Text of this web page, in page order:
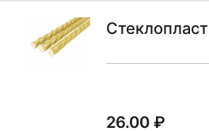
26.00₽